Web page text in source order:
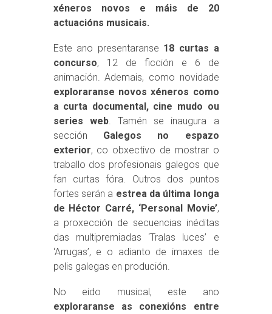
xéneros novos e máis de 20
actuacións musicais.
Este ano presentaranse 18 curtas a
concurso, 12 de ficción e 6 de
animación. Ademais, como novidade
exploraranse novos xéneros como
a curta documental, cine mudo ou
series web. Tamén se inaugura a
sección Galegos no espazo
exterior, co obxectivo de mostrar o
traballo dos profesionais galegos que
fan curtas fóra. Outros dos puntos
fortes serán a estrea da última longa
de Héctor Carré, ‘Personal Movie’,
a proxección de secuencias inéditas
das multipremiadas ‘Tralas luces’ e
‘Arrugas’, e o adianto de imaxes de
pelis galegas en produción.
No eido musical, este ano
exploraranse as conexións entre